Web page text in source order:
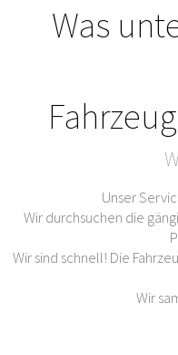
Was
Unser
Wir durchsuchen die
Wir sind schnell! Die
Wir